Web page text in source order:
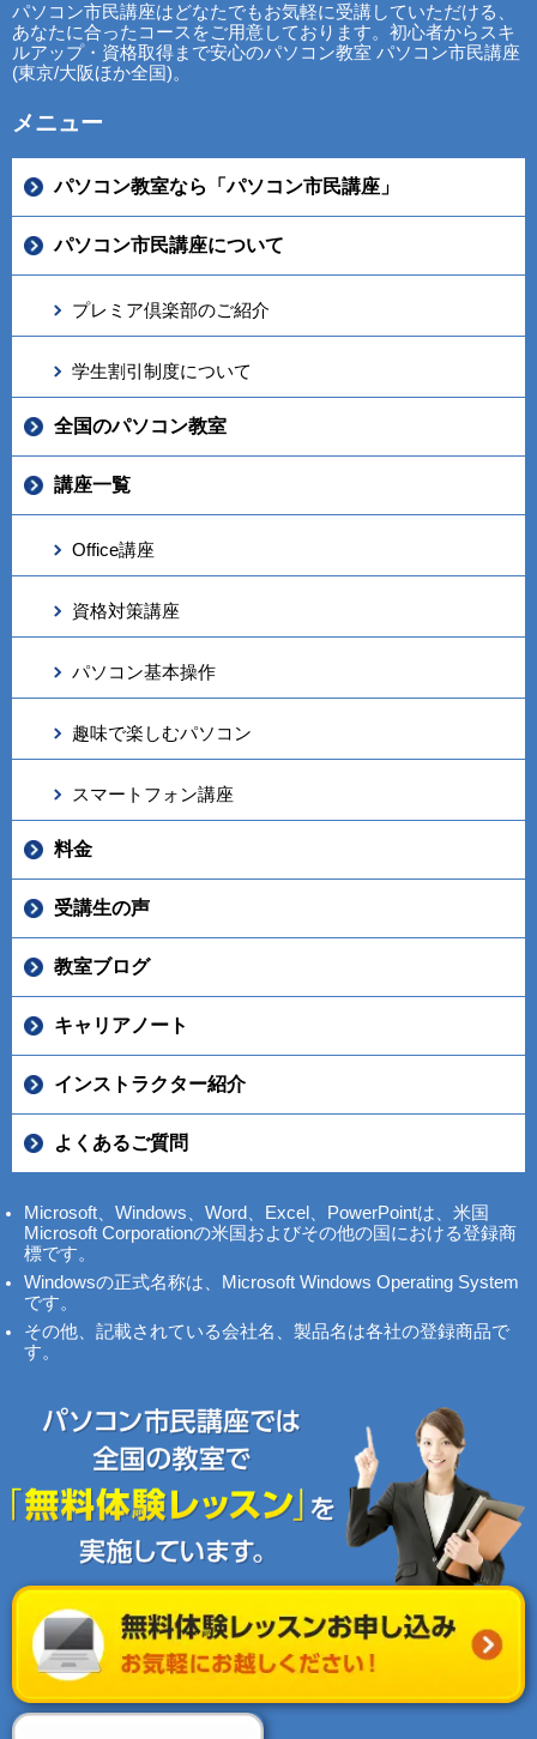
パソコン市民講座はどなたでもお気軽に受講していただける、
あなたに合ったコースをご用意しております。初心者からスキ
ルアップ・資格取得まで安心のパソコン教室 パソコン市民講座
(東京/大阪ほか全国)。
メニュー
パソコン教室なら「パソコン市民講座」
パソコン市民講座について
プレミア倶楽部のご紹介
学生割引制度について
全国のパソコン教室
講座一覧
Office講座
資格対策講座
パソコン基本操作
趣味で楽しむパソコン
スマートフォン講座
料金
受講生の声
教室ブログ
キャリアノート
インストラクター紹介
よくあるご質問
Microsoft、Windows、Word、Excel、PowerPointは、米国
Microsoft Corporationの米国およびその他の国における登録商
標です。
Windowsの正式名称は、Microsoft Windows Operating System
です。
その他、記載されている会社名、製品名は各社の登録商品で
す。